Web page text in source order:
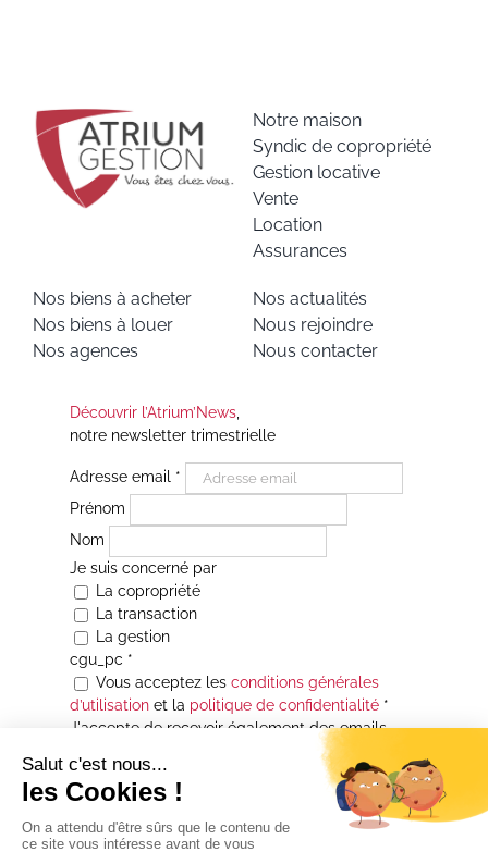
Notre maison
Syndic de copropriété
Gestion locative
Vente
Location
Assurances
Nos biens à acheter
Nos biens à louer
Nos agences
Nos actualités
Nous rejoindre
Nous contacter
Découvrir l’Atrium’News,
notre newsletter trimestrielle
Adresse email *
Prénom
Nom
Je suis concerné par
La copropriété
La transaction
La gestion
cgu_pc *
Vous acceptez les conditions générales
d’utilisationet la politique de confidentialité*
J'accepte de recevoir également des emails
Je souhaite être informé(e) de toutes les
actualités immobilières des agences de la
Maison Atrium Gestion. À tout moment, vous
pourrez utiliser le lien de désabonnement
intégré aux courriers électroniques qui vous